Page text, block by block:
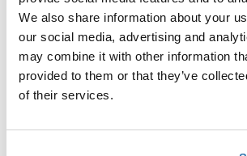
We also share information about your
our social media, advertising and
may combine it with other information
provided to them or that they’ve
of their services.
Toggle guides and instructions
Istruzioni
Toggle overview
Revisioni